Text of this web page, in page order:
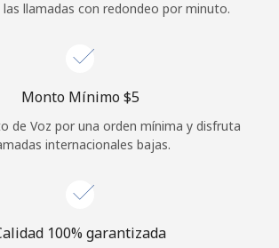
Continuar con
las llamadas con redondeo por minuto.
Monto Mínimo ⁦$5⁩
de Voz por una orden mínima y disfruta
internacionales bajas.
100% garantizada